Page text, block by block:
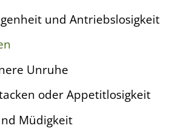
und Antriebslosigkeit
Unruhe
oder Appetitlosigkeit
Müdigkeit